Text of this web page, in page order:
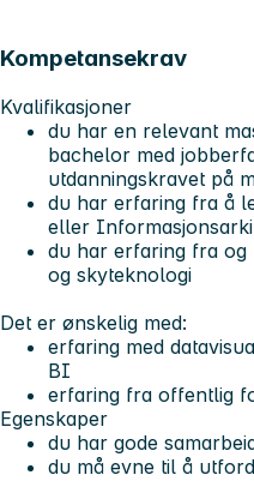
Kompetansekrav
Kvalifikasjoner
du har en relevant
bachelor med
utdanningskravet på
du har erfaring fra å
eller
du har erfaring fra og
og skyteknologi
Det er ønskelig med:
erfaring med
BI
erfaring fra offentlig
Egenskaper
du har gode
du må evne til å